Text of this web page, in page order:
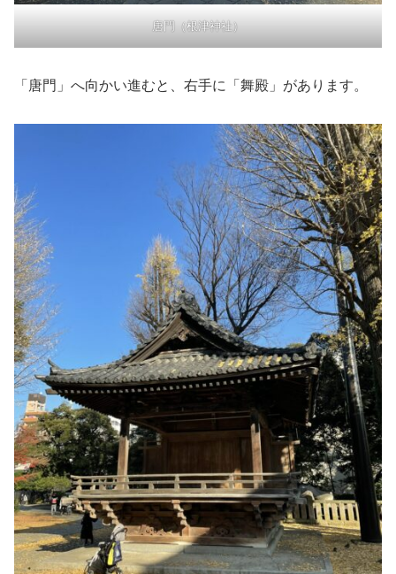
唐門（根津神社）
「唐門」へ向かい進むと、右手に「舞殿」があります。